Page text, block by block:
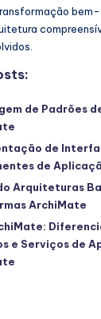
de Padrões
de
de
Arquiteturas
ArchiMate
e Serviços de